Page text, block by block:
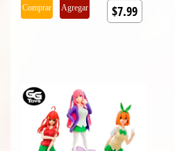
Comprar Agregar $7.99